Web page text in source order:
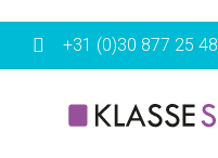
+31 (0)30 877 25 48